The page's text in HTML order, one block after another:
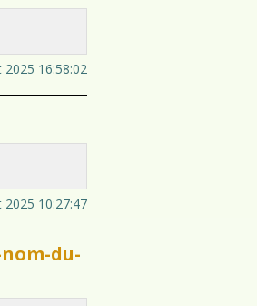
2025 16:58:02
2025 10:27:47
du-